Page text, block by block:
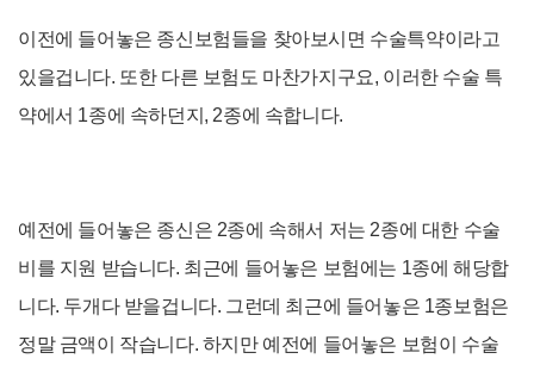
이전에 들어놓은 종신보험들을 찾아보시면 수술특약이라고
있을겁니다. 또한 다른 보험도 마찬가지구요, 이러한 수술 특
약에서 1종에 속하던지, 2종에 속합니다.
예전에 들어놓은 종신은 2종에 속해서 저는 2종에 대한 수술
비를 지원 받습니다. 최근에 들어놓은 보험에는 1종에 해당합
니다. 두개다 받을겁니다. 그런데 최근에 들어놓은 1종보험은
정말 금액이 작습니다. 하지만 예전에 들어놓은 보험이 수술